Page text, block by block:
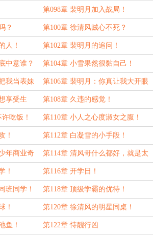
第098章 裴明月加入战局！
？ 第100章 徐清风贼心不死？
人！ 第102章 裴明月的追问！
中意谁？ 第104章 小雪果然很黏自己！
我当表妹 第106章 裴明月：你真让我大开眼
界！
享受生 第108章 久违的感觉！
吃饭！ 第110章 小人之心度淑女之腹！
！ 第112章 白凝雪的小手段！
年商业奇 第114章 清风哥什么都好，就是太
老实！
！ 第116章 开学日！
班同学！ 第118章 顶级学霸的优待！
！ 第120章 徐清风的明星同桌！
鱼！ 第122章 恃靓行凶